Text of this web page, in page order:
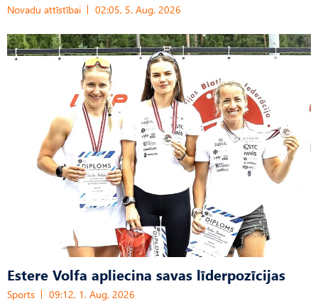
Novadu attīstībai 02:05, 5. Aug, 2026
Estere Volfa apliecina savas līderpozīcijas
Sports 09:12, 1. Aug, 2026